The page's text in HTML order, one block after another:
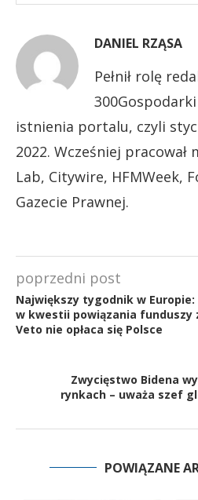
DANIEL RZĄSA
Pełnił rolę
istnienia portalu, czyli
2022. Wcześniej pracował
Lab, Citywire, HFMWeek,
Gazecie Prawnej.
poprzedni post
Największy tygodnik w Europie:
w kwestii powiązania funduszy
Veto nie opłaca się Polsce
Zwycięstwo Bidena
rynkach – uważa szef
POWIĄZANE